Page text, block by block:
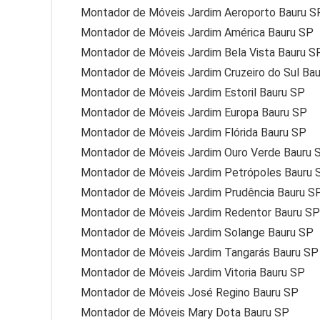
Montador de Móveis Jardim Aeroporto Bauru
Montador de Móveis Jardim América Bauru SP
Montador de Móveis Jardim Bela Vista Bauru
Montador de Móveis Jardim Cruzeiro do Sul
Montador de Móveis Jardim Estoril Bauru SP
Montador de Móveis Jardim Europa Bauru SP
Montador de Móveis Jardim Flórida Bauru SP
Montador de Móveis Jardim Ouro Verde Bauru
Montador de Móveis Jardim Petrópoles Bauru
Montador de Móveis Jardim Prudência Bauru
Montador de Móveis Jardim Redentor Bauru SP
Montador de Móveis Jardim Solange Bauru SP
Montador de Móveis Jardim Tangarás Bauru SP
Montador de Móveis Jardim Vitoria Bauru SP
Montador de Móveis José Regino Bauru SP
Montador de Móveis Mary Dota Bauru SP